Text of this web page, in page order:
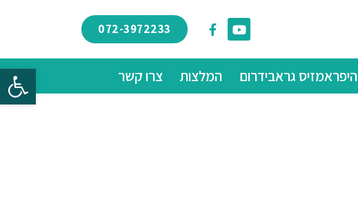
072-3972233
היפראמזיס גראבידרום המלצות צרו קשר